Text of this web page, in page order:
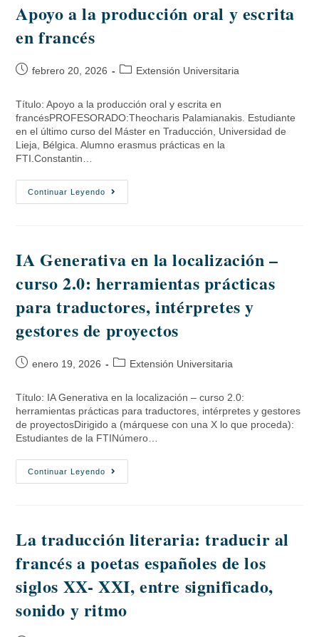
Apoyo a la producción oral y escrita
en francés
febrero 20, 2026 Extensión Universitaria
Título: Apoyo a la producción oral y escrita en
francésPROFESORADO:Theocharis Palamianakis. Estudiante
en el último curso del Máster en Traducción, Universidad de
Lieja, Bélgica. Alumno erasmus prácticas en la
FTI.Constantin…
Continuar Leyendo
IA Generativa en la localización –
curso 2.0: herramientas prácticas
para traductores, intérpretes y
gestores de proyectos
enero 19, 2026 Extensión Universitaria
Título: IA Generativa en la localización – curso 2.0:
herramientas prácticas para traductores, intérpretes y gestores
de proyectosDirigido a (márquese con una X lo que proceda):
Estudiantes de la FTINúmero…
Continuar Leyendo
La traducción literaria: traducir al
francés a poetas españoles de los
siglos XX- XXI, entre significado,
sonido y ritmo